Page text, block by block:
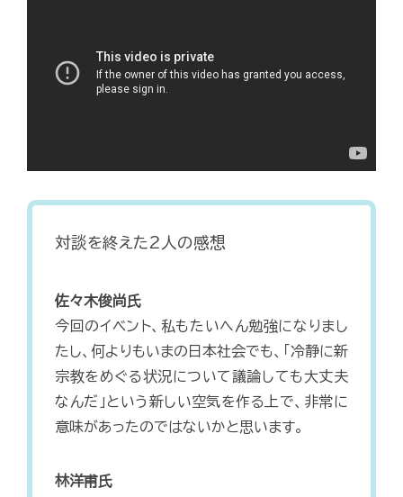
対談を終えた2人の感想
佐々木俊尚氏
今回のイベント、私もたいへん勉強になりまし
たし、何よりもいまの日本社会でも、「冷静に新
宗教をめぐる状況について議論しても大丈夫
なんだ」という新しい空気を作る上で、非常に
意味があったのではないかと思います。
林洋甫氏